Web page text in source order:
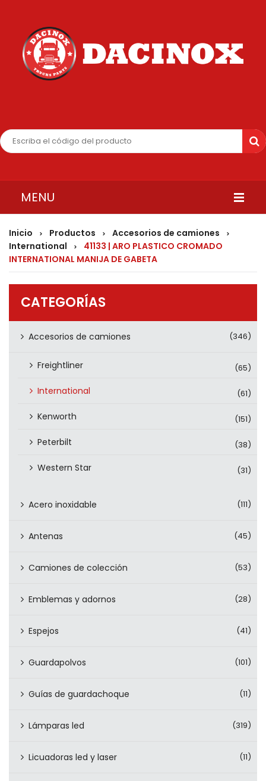
MENU
INICIO
QUIENES SOMOS
PRODUCTOS
CONTÁCTENOS
Inicio > Productos > Accesorios de camiones >
International >
41133 | ARO PLASTICO CROMADO
INTERNATIONAL MANIJA DE GABETA
CATEGORÍAS
Accesorios de camiones (346)
Freightliner (65)
International (61)
Kenworth (151)
Peterbilt (38)
Western Star (31)
Acero inoxidable (111)
Antenas (45)
Camiones de colección (53)
Emblemas y adornos (28)
Espejos (41)
Guardapolvos (101)
Guías de guardachoque (11)
Lámparas led (319)
Licuadoras led y laser (11)